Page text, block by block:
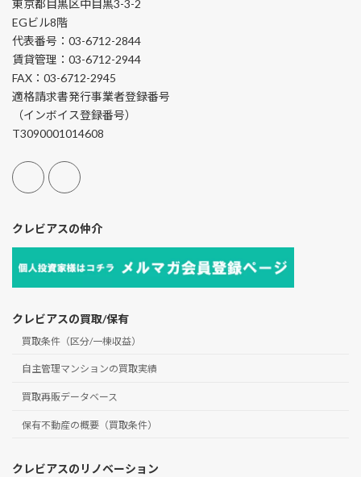
東京都目黒区中目黒3-3-2
EGビル8階
代表番号：03-6712-2844
賃貸管理：03-6712-2944
FAX：03-6712-2945
適格請求書発行事業者登録番号
（インボイス登録番号）
T3090001014608
クレビアスの仲介
クレビアスの買取/保有
買取条件（区分/一棟収益）
自主管理マンションの買取実績
買取再販データベース
保有不動産の概要（買取条件）
クレビアスのリノベーション